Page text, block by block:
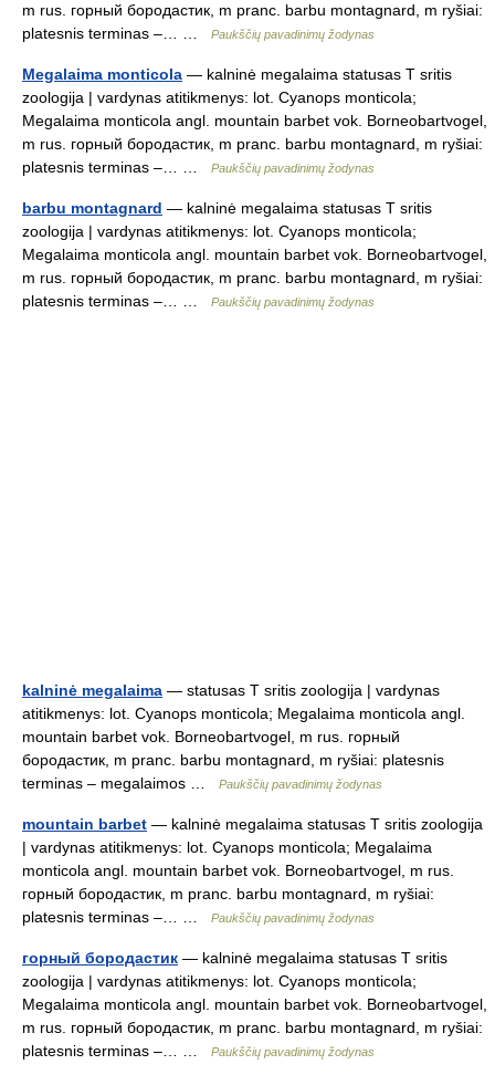
m rus. горный бородастик, m pranc. barbu montagnard, m ryšiai:
platesnis terminas –… …
Paukščių pavadinimų žodynas
Megalaima monticola — kalninė megalaima statusas T sritis
zoologija | vardynas atitikmenys: lot. Cyanops monticola;
Megalaima monticola angl. mountain barbet vok. Borneobartvogel,
m rus. горный бородастик, m pranc. barbu montagnard, m ryšiai:
platesnis terminas –… …
Paukščių pavadinimų žodynas
barbu montagnard — kalninė megalaima statusas T sritis
zoologija | vardynas atitikmenys: lot. Cyanops monticola;
Megalaima monticola angl. mountain barbet vok. Borneobartvogel,
m rus. горный бородастик, m pranc. barbu montagnard, m ryšiai:
platesnis terminas –… …
Paukščių pavadinimų žodynas
kalninė megalaima — statusas T sritis zoologija | vardynas
atitikmenys: lot. Cyanops monticola; Megalaima monticola angl.
mountain barbet vok. Borneobartvogel, m rus. горный
бородастик, m pranc. barbu montagnard, m ryšiai: platesnis
terminas – megalaimos …
Paukščių pavadinimų žodynas
mountain barbet — kalninė megalaima statusas T sritis zoologija
| vardynas atitikmenys: lot. Cyanops monticola; Megalaima
monticola angl. mountain barbet vok. Borneobartvogel, m rus.
горный бородастик, m pranc. barbu montagnard, m ryšiai:
platesnis terminas –… …
Paukščių pavadinimų žodynas
горный бородастик — kalninė megalaima statusas T sritis
zoologija | vardynas atitikmenys: lot. Cyanops monticola;
Megalaima monticola angl. mountain barbet vok. Borneobartvogel,
m rus. горный бородастик, m pranc. barbu montagnard, m ryšiai:
platesnis terminas –… …
Paukščių pavadinimų žodynas